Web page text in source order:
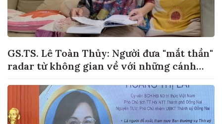
GS.TS. Lê Toàn Thủy: Người đưa "mắt thần"
radar từ không gian về với những cánh